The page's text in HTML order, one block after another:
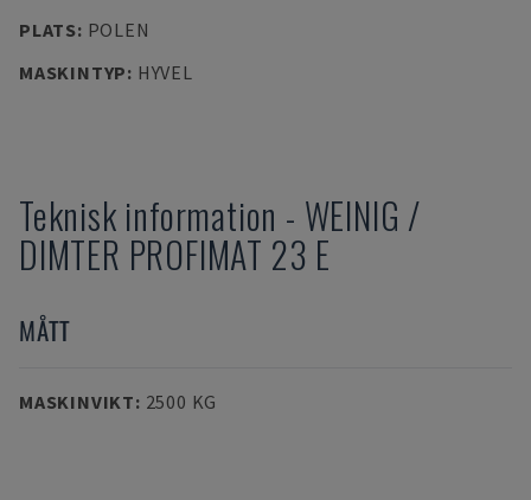
PLATS: POLEN
MASKINTYP: HYVEL
Teknisk information - WEINIG /
DIMTER PROFIMAT 23 E
MÅTT
MASKINVIKT: 2500 KG